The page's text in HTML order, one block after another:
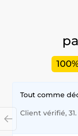
Tout comme
Client vérifié, 31.